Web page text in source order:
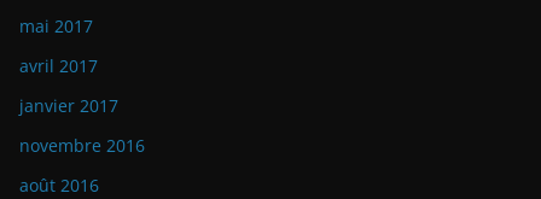
mai 2017
avril 2017
janvier 2017
novembre 2016
août 2016